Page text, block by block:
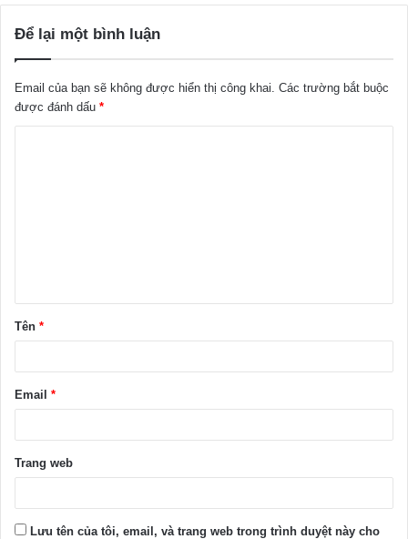
Để lại một bình luận
Email của bạn sẽ không được hiển thị công khai. Các trường bắt buộc
được đánh dấu *
ậ
n
Tên *
Email *
Trang web
Lưu tên của tôi, email, và trang web trong trình duyệt này cho